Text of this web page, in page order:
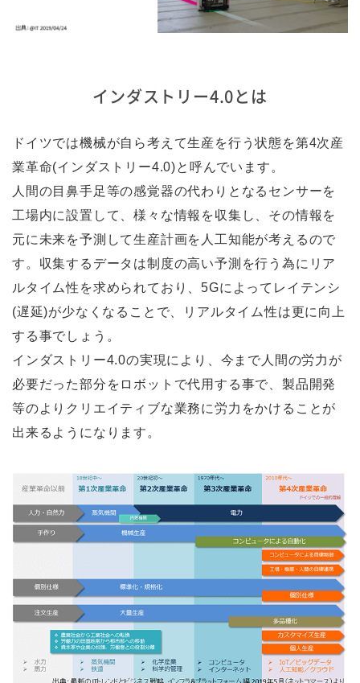
インダストリー4.0とは
ドイツでは機械が自ら考えて生産を行う状態を第4次産
業革命(インダストリー4.0)と呼んでいます。
人間の目鼻手足等の感覚器の代わりとなるセンサーを
工場内に設置して、様々な情報を収集し、その情報を
元に未来を予測して生産計画を人工知能が考えるので
す。収集するデータは制度の高い予測を行う為にリア
ルタイム性を求められており、5Gによってレイテンシ
(遅延)が少なくなることで、リアルタイム性は更に向上
する事でしょう。
インダストリー4.0の実現により、今まで人間の労力が
必要だった部分をロボットで代用する事で、製品開発
等のよりクリエイティブな業務に労力をかけることが
出来るようになります。